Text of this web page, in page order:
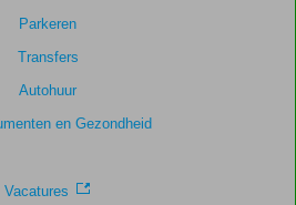
9,5
Parkeren
Transfers
Autohuur
en Gezondheid
Vacatures